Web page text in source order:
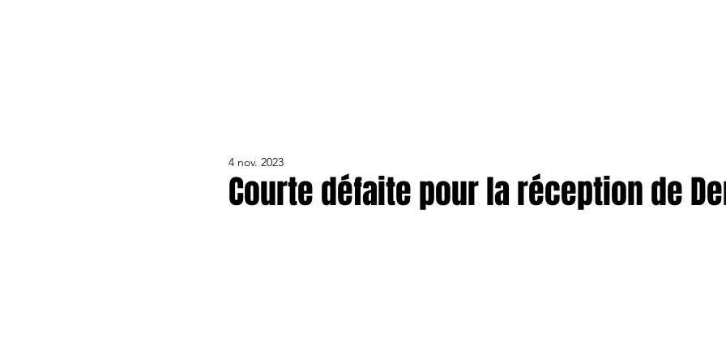
Courte défaite pour la réception de
4 nov. 2023